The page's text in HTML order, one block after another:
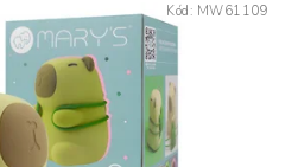
Kód: MW61109